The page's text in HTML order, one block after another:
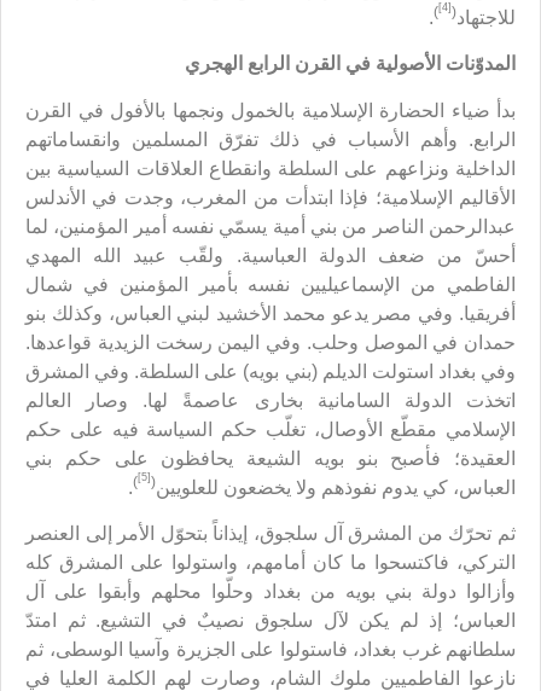
للاجتهاد(
[4]
)
.
المدوّنات الأصولية في القرن الرابع الهجري
بدأ ضياء الحضارة الإسلامية بالخمول ونجمها بالأفول في القرن
الرابع. وأهم الأسباب في ذلك تفرّق المسلمين وانقساماتهم
الداخلية ونزاعهم على السلطة وانقطاع العلاقات السياسية بين
الأقاليم الإسلامية؛ فإذا ابتدأت من المغرب، وجدت في الأندلس
عبدالرحمن الناصر من بني أمية يسمّي نفسه أمير المؤمنين، لما
أحسّ من ضعف الدولة العباسية. ولقّب عبيد الله المهدي
الفاطمي من الإسماعيليين نفسه بأمير المؤمنين في شمال
أفريقيا. وفي مصر يدعو محمد الأخشيد لبني العباس، وكذلك بنو
حمدان في الموصل وحلب. وفي اليمن رسخت الزيدية قواعدها.
وفي بغداد استولت الديلم (بني بويه) على السلطة. وفي المشرق
اتخذت الدولة السامانية بخارى عاصمةً لها. وصار العالم
الإسلامي مقطّع الأوصال، تغلّب حكم السياسة فيه على حكم
العقيدة؛ فأصبح بنو بويه الشيعة يحافظون على حكم بني
العباس، كي يدوم نفوذهم ولا يخضعون للعلويين(
[5]
)
.
ثم تحرّك من المشرق آل سلجوق، إيذاناً بتحوّل الأمر إلى العنصر
التركي، فاكتسحوا ما كان أمامهم، واستولوا على المشرق كله
وأزالوا دولة بني بويه من بغداد وحلّوا محلهم وأبقوا على آل
العباس؛ إذ لم يكن لآل سلجوق نصيبٌ في التشيع. ثم امتدّ
سلطانهم غرب بغداد، فاستولوا على الجزيرة وآسيا الوسطى، ثم
نازعوا الفاطميين ملوك الشام، وصارت لهم الكلمة العليا في